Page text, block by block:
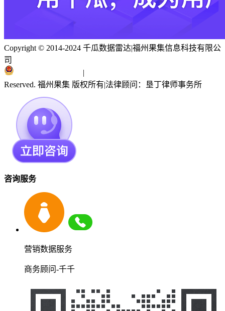
Copyright © 2014-2024 千瓜数据雷达|福州果集信息科技有限公
司
|
Reserved. 福州果集 版权所有|法律顾问：垦丁律师事务所
咨询服务
营销数据服务
商务顾问-千千